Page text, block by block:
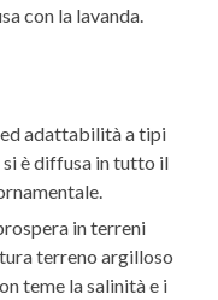
con la lavanda.
adattabilità a tipi
si è diffusa in tutto il
in terreni
terreno argilloso
teme la salinità e i